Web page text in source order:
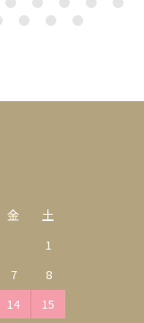
金 土
1
7
8
14
15